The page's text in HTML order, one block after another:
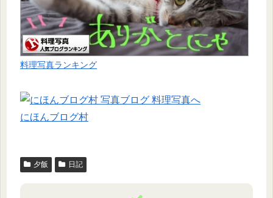
料理写真ランキング
にほんブログ村
夕飯 日記